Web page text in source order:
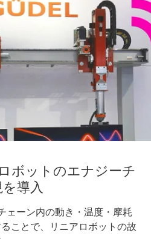
ボットのエナジーチ
導入
ェーン内の動き・温度・摩耗
ことで、リニアロボットの故